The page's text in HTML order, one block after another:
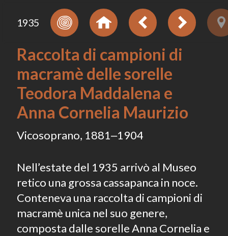
1935
Raccolta di campioni di
macramè delle sorelle
Teodora Maddalena e
Anna Cornelia Maurizio
Vicosoprano, 1881‒1904
Nell’estate del 1935 arrivò al Museo
retico una grossa cassapanca in noce.
Conteneva una raccolta di campioni di
macramè unica nel suo genere,
composta dalle sorelle Anna Cornelia e